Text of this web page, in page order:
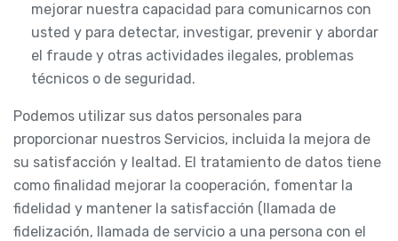
mejorar nuestra capacidad para comunicarnos con
usted y para detectar, investigar, prevenir y abordar
el fraude y otras actividades ilegales, problemas
técnicos o de seguridad.
Podemos utilizar sus datos personales para
proporcionar nuestros Servicios, incluida la mejora de
su satisfacción y lealtad. El tratamiento de datos tiene
como finalidad mejorar la cooperación, fomentar la
fidelidad y mantener la satisfacción (llamada de
fidelización, llamada de servicio a una persona con el